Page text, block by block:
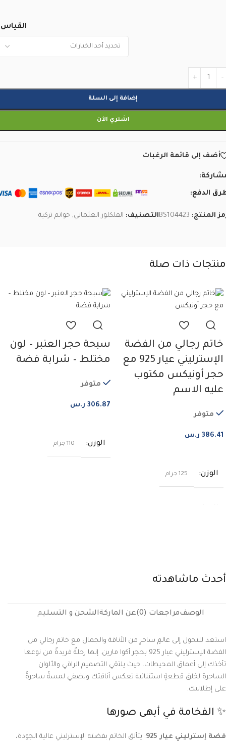
القياس
إضافة إلى السلة
اشتري الآن
أضف إلى قائمة الرغبات
الدفع:
المنتج: BS104423التصنيف: الفلكلور العثماني, خواتم تركية
منتجات ذات صلة
خاتم رجالي من الفضة
الإسترليني عيار 925 مع
حجر أونيكس مكتوب
عليه الاسم
متوفر
386.41 ر.س
الوزن 125 جرام
سبحة حجر العنبر – لون
مختلط – شرابة فضة
متوفر
306.87 ر.س
الوزن 110 جرام
أحدث ماشاهدته
الوصفمراجعات (0) عن الماركةالشحن و التسليم
استعد للتحول إلى عالمٍ ساحرٍ من الأناقة والجمال مع خاتم رجالي من
الفضة الإسترليني عيار 925 بحجر أكوا مارين. إنها رحلةٌ فريدةٌ من نوعها
تأخذك إلى أعماق المحيطات، حيث يلتقي التصميم الراقي والألوان
الساحرة لخلق قطعةٍ استثنائية تعكس أناقتك وتضفي لمسةً ساحرةً
على إطلالتك.
✨ الفخامة في أبهى صورها
فضة إسترليني عيار 925
: يتألق الخاتم بفضته الإسترليني عالية الجودة،